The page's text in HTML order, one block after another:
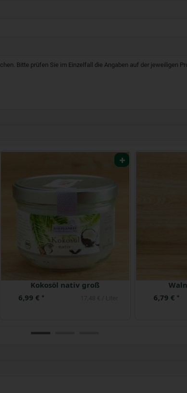
Bitte prüfen Sie im Einzelfall die Angaben auf der jeweiligen
Leinöl 250 ml
4,99 € *
10,99 €*